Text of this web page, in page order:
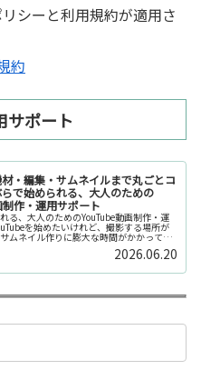
シーと利用規約が適用さ
約
サポート
・編集・サムネイルまで丸ごとコ
で始められる、大人のための
作・運用サポート
る、大人のためのYouTube動画制作・運
を始めたいけれど、撮影する場所が
ムネイル作りに膨大な時間がかかって長
材を揃えるだけで何万円もかかってしま
2026.06.20